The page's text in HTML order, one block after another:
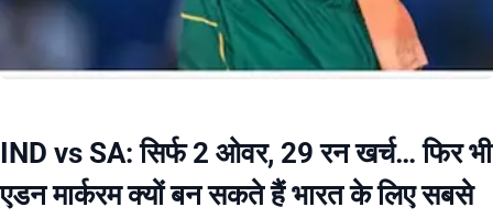
IND vs SA: सिर्फ 2 ओवर, 29 रन खर्च… फिर भी
एडन मार्करम क्यों बन सकते हैं भारत के लिए सबसे